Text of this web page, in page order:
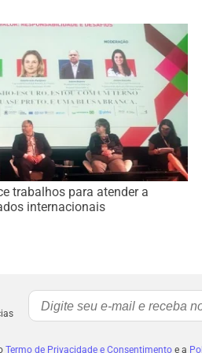
trabalhos para atender a
internacionais
Termo de Privacidade e Consentimentoe a